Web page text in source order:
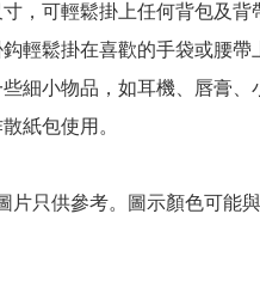
，可輕鬆掛上任何背包及背
輕鬆掛在喜歡的手袋或腰帶
細小物品，如耳機、唇膏、
紙包使用。
片只供參考。圖示顏色可能